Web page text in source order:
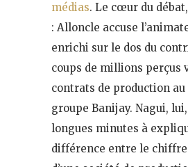
médias. Le cœur du débat,
: Alloncle accuse
enrichi sur le dos du
coups de millions perçus
contrats de production au
groupe Banijay. Nagui,
longues minutes à
différence entre le chiffre